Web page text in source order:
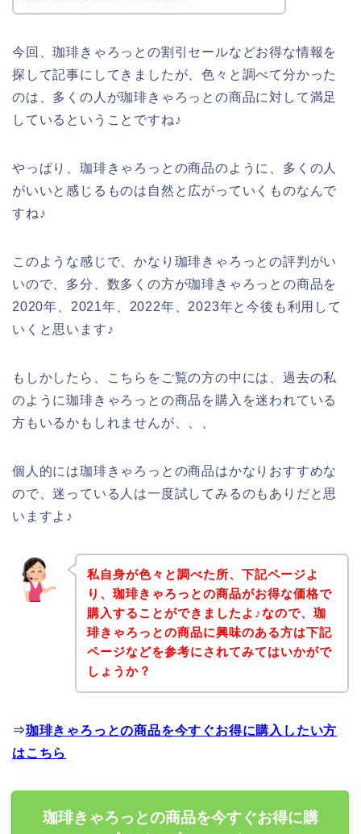
今回、珈琲きゃろっとの割引セールなどお得な情報を
探して記事にしてきましたが、色々と調べて分かった
のは、多くの人が珈琲きゃろっとの商品に対して満足
しているということですね♪
やっぱり、珈琲きゃろっとの商品のように、多くの人
がいいと感じるものは自然と広がっていくものなんで
すね♪
このような感じで、かなり珈琲きゃろっとの評判がい
いので、多分、数多くの方が珈琲きゃろっとの商品を
2020年、2021年、2022年、2023年と今後も利用して
いくと思います♪
もしかしたら、こちらをご覧の方の中には、過去の私
のように珈琲きゃろっとの商品を購入を迷われている
方もいるかもしれませんが、、、
個人的には珈琲きゃろっとの商品はかなりおすすめな
ので、迷っている人は一度試してみるのもありだと思
いますよ♪
私自身が色々と調べた所、下記ページよ
り、珈琲きゃろっとの商品がお得な価格で
購入することができましたよ♪なので、珈
琲きゃろっとの商品に興味のある方は下記
ページなどを参考にされてみてはいかがで
しょうか？
⇒珈琲きゃろっとの商品を今すぐお得に購入したい方
はこちら
珈琲きゃろっとの商品を今すぐお得に購